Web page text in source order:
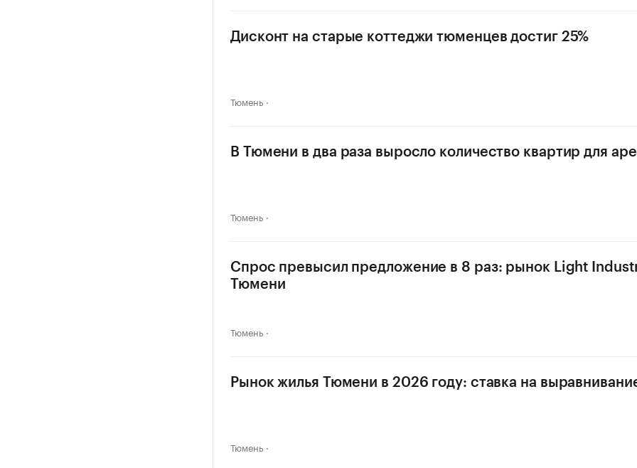
Дисконт на старые коттеджи тюменцев достиг 25%
Тюмень
В Тюмени в два раза выросло количество квартир для
Тюмень
Спрос превысил предложение в 8 раз: рынок Light
Тюмени
Тюмень
Рынок жилья Тюмени в 2026 году: ставка на
Тюмень